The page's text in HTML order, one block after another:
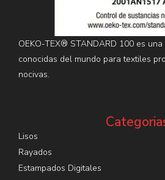
OEKO-TEX® STANDARD 100 es
conocidas del mundo para textiles
nocivas.
Lisos
Rayados
Estampados Digitales